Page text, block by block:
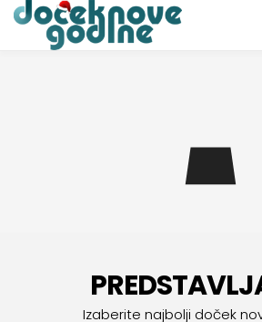
Izaberite najbolji doček